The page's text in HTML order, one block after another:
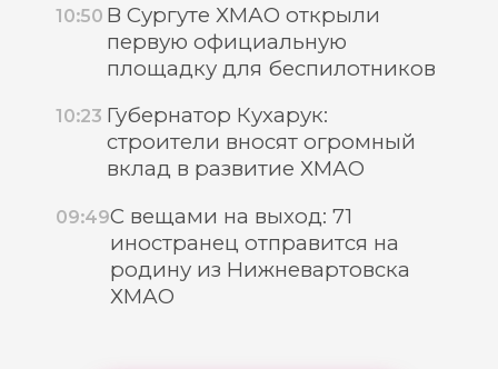
10:50 В Сургуте ХМАО открыли
первую официальную
площадку для беспилотников
10:23 Губернатор Кухарук:
строители вносят огромный
вклад в развитие ХМАО
09:49С вещами на выход: 71
иностранец отправится на
родину из Нижневартовска
ХМАО